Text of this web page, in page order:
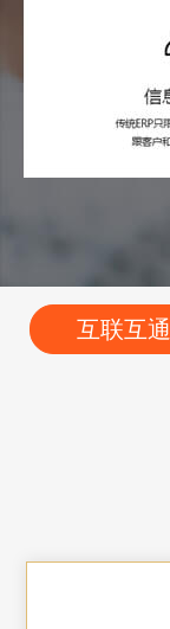
互联互通